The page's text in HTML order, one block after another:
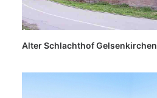
Alter Schlachthof Gelsenkirchen